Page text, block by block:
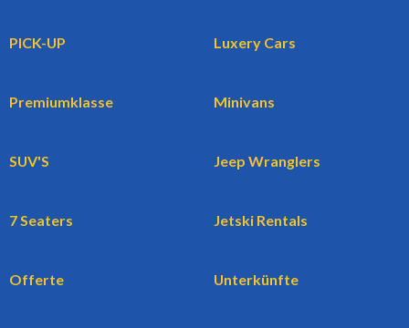
PICK-UP Luxery Cars
Premiumklasse Minivans
SUV'S Jeep Wranglers
7 Seaters Jetski Rentals
Offerte Unterkünfte